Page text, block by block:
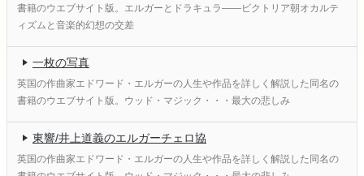
書籍のウエブサイト版。エルガーとドラキュラ——ビクトリア朝オカルテ
ィズムと音楽的幻想の交差
一枚の写真
英国の作曲家エドワード・エルガーの人生や作品を詳しく解説した同名の
書籍のウエブサイト版。ウッド・マジック・・・最大の悲しみ
東響/井上道義のエルガーチェロ協
英国の作曲家エドワード・エルガーの人生や作品を詳しく解説した同名の